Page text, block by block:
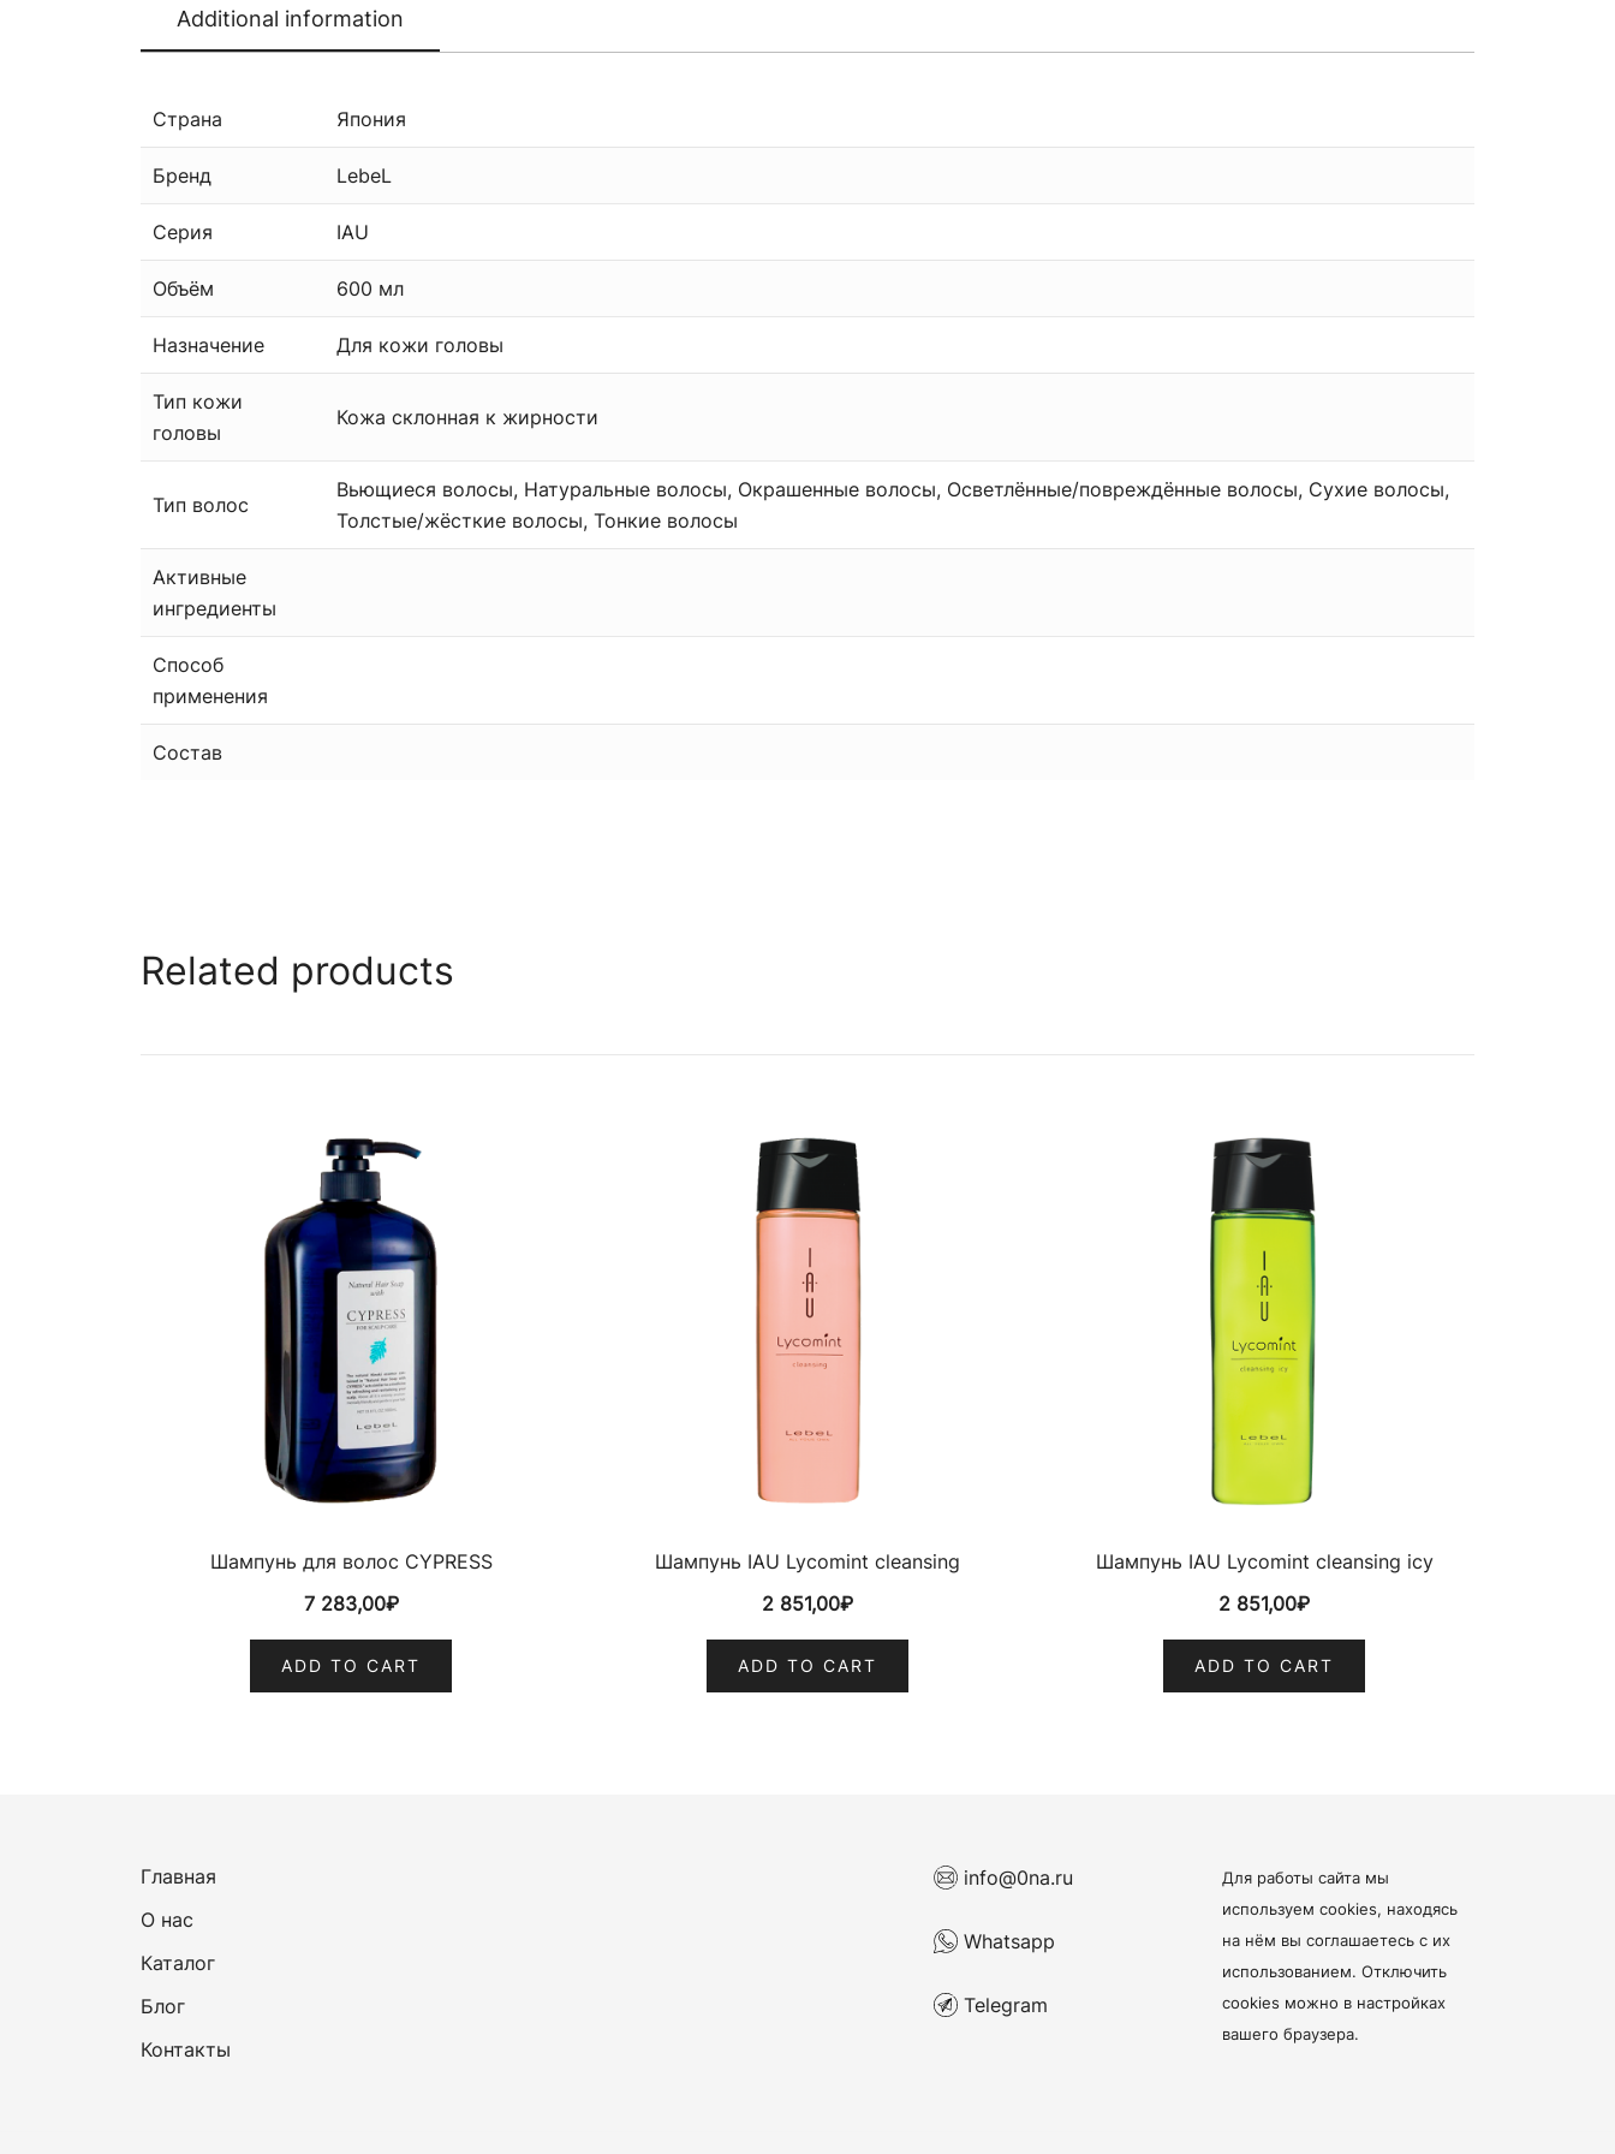
Additional information
Страна Япония
Бренд LebeL
Серия IAU
Объём 600 мл
Назначение Для кожи головы
Тип кожи
головы
Кожа склонная к жирности
Тип волос
Вьющиеся волосы, Натуральные волосы, Окрашенные волосы, Осветлённые/повреждённые волосы, Сухие волосы,
Толстые/жёсткие волосы, Тонкие волосы
Активные
ингредиенты
Способ
применения
Состав
Related products
Шампунь для волос CYPRESS
7 283,00₽
ADD TO CART
Шампунь IAU Lycomint cleansing
2 851,00₽
ADD TO CART
Шампунь IAU Lycomint cleansing icy
2 851,00₽
ADD TO CART
Главная
О нас
Каталог
Блог
Контакты
info@0na.ru
Whatsapp
Telegram
Для работы сайта мы
используем cookies, находясь
на нём вы соглашаетесь с их
использованием. Отключить
cookies можно в настройках
вашего браузера.